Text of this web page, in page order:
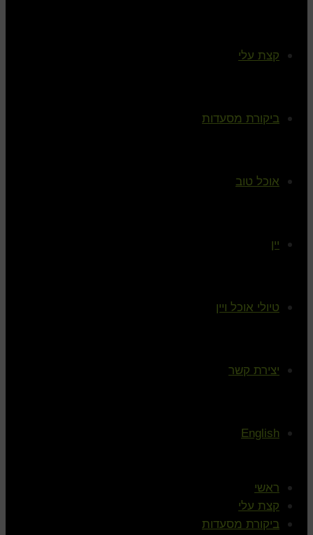
קצת עלי
ביקורת מסעדות
אוכל טוב
יין
טיולי אוכל ויין
יצירת קשר
English
ראשי
קצת עלי
ביקורת מסעדות